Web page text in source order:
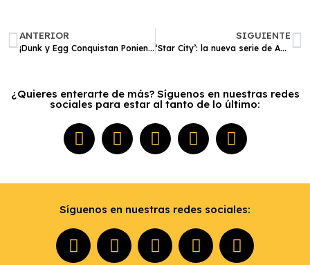
ANTERIOR
¡Dunk y Egg Conquistan Poniente! El Triunfo de ‘A Knight of the Seven Kingdoms’
SIGUIENTE
‘Star City’: la nueva serie de Apple TV sobre la carrera espacial que expande el universo de ‘For All Mankind’
¿Quieres enterarte de más? Síguenos en nuestras redes
sociales para estar al tanto de lo último:
Síguenos en nuestras redes sociales: